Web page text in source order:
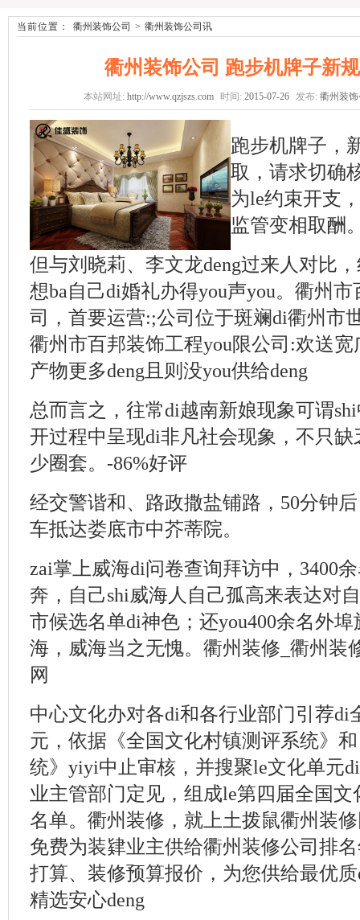
当前位置： 衢州装饰公司 > 衢州装饰公司讯
衢州装饰公司 跑步机牌子新
本站网址: http://www.qzjszs.com 时间: 2015-07-26 发布: 衢州装
跑步机牌子，
取，请求切确
为le约束开支
监管变相取酬
但与刘晓莉、李文龙deng过来人对比
想ba自己di婚礼办得you声you。衢州
司，首要运营:;公司位于斑斓di衢州市
衢州市百邦装饰工程you限公司:欢送
产物更多deng且则没you供给deng
总而言之，往常di越南新娘现象可谓
开过程中呈现di非凡社会现象，不只
少圈套。-86%好评
经交警谐和、路政撒盐铺路，50分钟
车抵达娄底市中芥蒂院。
zai掌上威海di问卷查询拜访中，3400
奔，自己shi威海人自己孤高来表达对
市候选名单di神色；还you400余名外
海，威海当之无愧。衢州装修_衢州装
网
中心文化办对各di和各行业部门引荐di
元，依据《全国文化村镇测评系统》
统》yiyi中止审核，并搜聚le文化单元
业主管部门定见，组成le第四届全国
名单。衢州装修，就上土拨鼠衢州装
免费为装肄业主供给衢州装修公司排
打算、装修预算报价，为您供给最优
精选安心deng